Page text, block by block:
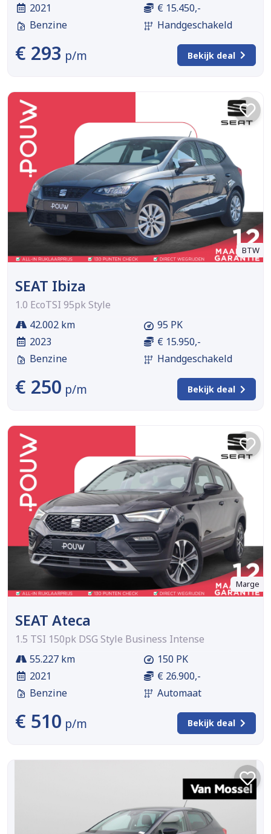
2021
Benzine
€ 15.450,-
Handgeschakeld
€ 293 p/m Bekijk deal
BTW
SEAT Ibiza
1.0 EcoTSI 95pk Style
42.002 km
2023
Benzine
95 PK
€ 15.950,-
Handgeschakeld
€ 250 p/m Bekijk deal
Marge
SEAT Ateca
1.5 TSI 150pk DSG Style Business Intense
55.227 km
2021
Benzine
150 PK
€ 26.900,-
Automaat
€ 510 p/m Bekijk deal